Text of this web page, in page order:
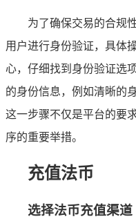
为了确保交易的合规
用户进行身份验证，具体
心，仔细找到身份验证选
的身份信息，例如清晰的
这一步骤不仅是平台的要
序的重要举措。
充值法币
选择法币充值渠道